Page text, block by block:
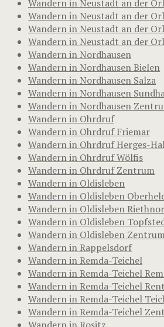
Wandern in Neustadt an der
Wandern in Neustadt an der
Wandern in Neustadt an der
Wandern in Neustadt an der
Wandern in Nordhausen
Wandern in Nordhausen Bielen
Wandern in Nordhausen Salza
Wandern in Nordhausen
Wandern in Nordhausen
Wandern in Ohrdruf
Wandern in Ohrdruf Friemar
Wandern in Ohrdruf Herges-
Wandern in Ohrdruf Wölfis
Wandern in Ohrdruf Zentrum
Wandern in Oldisleben
Wandern in Oldisleben
Wandern in Oldisleben
Wandern in Oldisleben
Wandern in Oldisleben
Wandern in Rappelsdorf
Wandern in Remda-Teichel
Wandern in Remda-Teichel
Wandern in Remda-Teichel
Wandern in Remda-Teichel
Wandern in Remda-Teichel